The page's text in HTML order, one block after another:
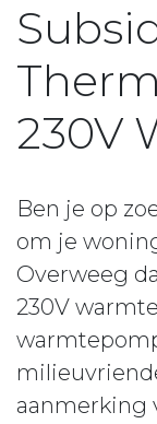
230V
Ben je op
om je
Overweeg
230V
aanmerking